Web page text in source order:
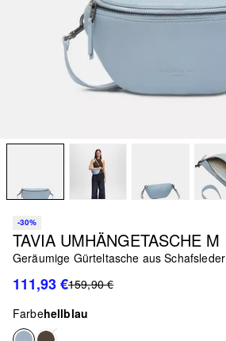
-30%
TAVIA UMHÄNGETASCHE M
Geräumige Gürteltasche aus Schafsleder
111,93 €159,90 €
Farbehellblau